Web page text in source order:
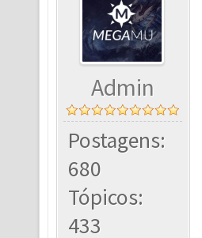
Admin
Postagens:
680
Tópicos:
433